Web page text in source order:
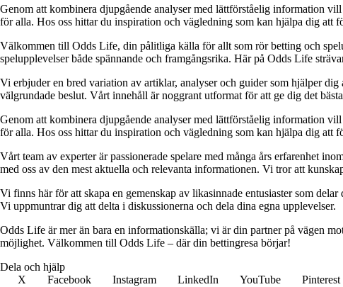
Genom att kombinera djupgående analyser med lättförståelig information
för alla. Hos oss hittar du inspiration och vägledning som kan hjälpa dig att
Välkommen till Odds Life, din pålitliga källa för allt som rör betting och
spelupplevelser både spännande och framgångsrika. Här på Odds Life
Vi erbjuder en bred variation av artiklar, analyser och guider som hjälper
välgrundade beslut. Vårt innehåll är noggrant utformat för att ge dig det
Genom att kombinera djupgående analyser med lättförståelig information
för alla. Hos oss hittar du inspiration och vägledning som kan hjälpa dig att
Vårt team av experter är passionerade spelare med många års erfarenhet
med oss av den mest aktuella och relevanta informationen. Vi tror att
Vi finns här för att skapa en gemenskap av likasinnade entusiaster som
Vi uppmuntrar dig att delta i diskussionerna och dela dina egna upplevelser.
Odds Life är mer än bara en informationskälla; vi är din partner på vägen
möjlighet. Välkommen till Odds Life – där din bettingresa börjar!
Dela och hjälp
X
Facebook Instagram LinkedIn YouTube Pinterest